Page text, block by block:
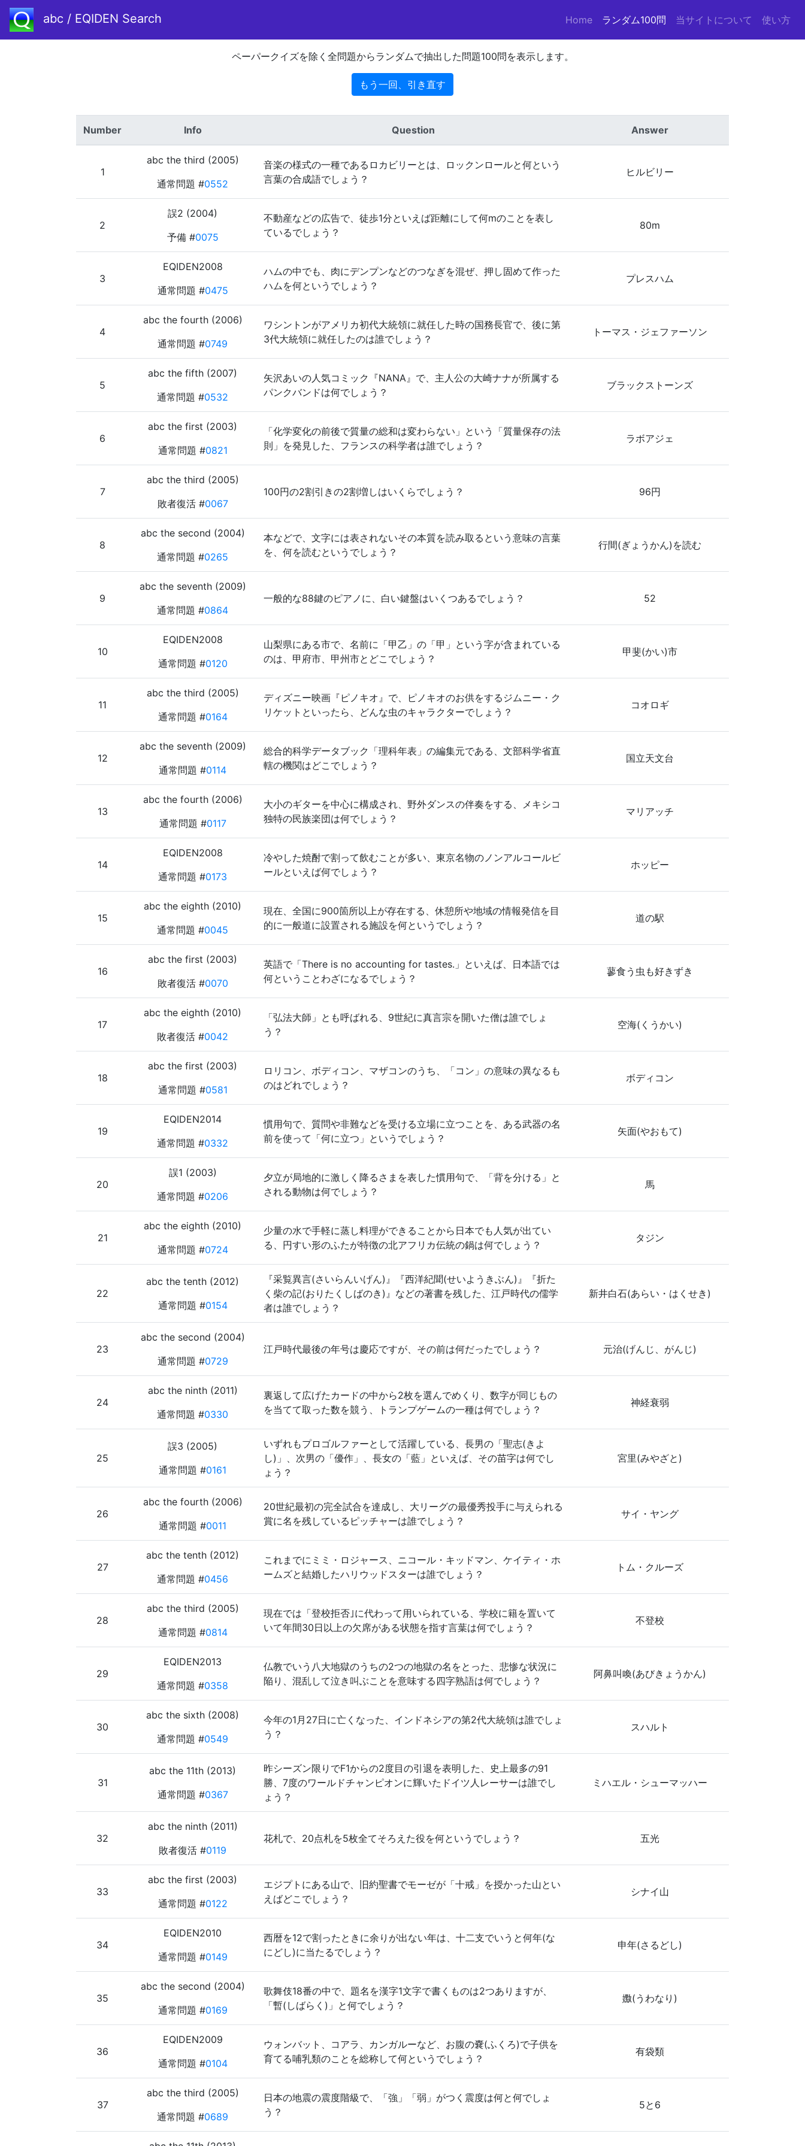
abc / EQIDEN Search Home (current)
ランダム100問 当サイトについて 使い方
ペーパークイズを除く全問題からランダムで抽出した問題100問を表示します。
もう一回、引き直す
Number Info Question Answer
1
abc the third (2005)
通常問題 #0552
音楽の様式の一種であるロカビリーとは、ロックンロールと何という
言葉の合成語でしょう？
ヒルビリー
2
誤2 (2004)
予備 #0075
不動産などの広告で、徒歩1分といえば距離にして何mのことを表し
ているでしょう？
80m
3
EQIDEN2008
通常問題 #0475
ハムの中でも、肉にデンプンなどのつなぎを混ぜ、押し固めて作った
ハムを何というでしょう？
プレスハム
4
abc the fourth (2006)
通常問題 #0749
ワシントンがアメリカ初代大統領に就任した時の国務長官で、後に第
3代大統領に就任したのは誰でしょう？
トーマス・ジェファーソン
5
abc the fifth (2007)
通常問題 #0532
矢沢あいの人気コミック『NANA』で、主人公の大崎ナナが所属する
パンクバンドは何でしょう？
ブラックストーンズ
6
abc the first (2003)
通常問題 #0821
「化学変化の前後で質量の総和は変わらない」という「質量保存の法
則」を発見した、フランスの科学者は誰でしょう？
ラボアジェ
7
abc the third (2005)
敗者復活 #0067
100円の2割引きの2割増しはいくらでしょう？ 96円
8
abc the second (2004)
通常問題 #0265
本などで、文字には表されないその本質を読み取るという意味の言葉
を、何を読むというでしょう？
行間(ぎょうかん)を読む
9
abc the seventh (2009)
通常問題 #0864
一般的な88鍵のピアノに、白い鍵盤はいくつあるでしょう？ 52
10
EQIDEN2008
通常問題 #0120
山梨県にある市で、名前に「甲乙」の「甲」という字が含まれている
のは、甲府市、甲州市とどこでしょう？
甲斐(かい)市
11
abc the third (2005)
通常問題 #0164
ディズニー映画『ピノキオ』で、ピノキオのお供をするジムニー・ク
リケットといったら、どんな虫のキャラクターでしょう？
コオロギ
12
abc the seventh (2009)
通常問題 #0114
総合的科学データブック「理科年表」の編集元である、文部科学省直
轄の機関はどこでしょう？
国立天文台
13
abc the fourth (2006)
通常問題 #0117
大小のギターを中心に構成され、野外ダンスの伴奏をする、メキシコ
独特の民族楽団は何でしょう？
マリアッチ
14
EQIDEN2008
通常問題 #0173
冷やした焼酎で割って飲むことが多い、東京名物のノンアルコールビ
ールといえば何でしょう？
ホッピー
15
abc the eighth (2010)
通常問題 #0045
現在、全国に900箇所以上が存在する、休憩所や地域の情報発信を目
的に一般道に設置される施設を何というでしょう？
道の駅
16
abc the first (2003)
敗者復活 #0070
英語で「There is no accounting for tastes.」といえば、日本語では
何ということわざになるでしょう？
蓼食う虫も好きずき
17
abc the eighth (2010)
敗者復活 #0042
「弘法大師」とも呼ばれる、9世紀に真言宗を開いた僧は誰でしょ
う？
空海(くうかい)
18
abc the first (2003)
通常問題 #0581
ロリコン、ボディコン、マザコンのうち、「コン」の意味の異なるも
のはどれでしょう？
ボディコン
19
EQIDEN2014
通常問題 #0332
慣用句で、質問や非難などを受ける立場に立つことを、ある武器の名
前を使って「何に立つ」というでしょう？
矢面(やおもて)
20
誤1 (2003)
通常問題 #0206
夕立が局地的に激しく降るさまを表した慣用句で、「背を分ける」と
される動物は何でしょう？
馬
21
abc the eighth (2010)
通常問題 #0724
少量の水で手軽に蒸し料理ができることから日本でも人気が出てい
る、円すい形のふたが特徴の北アフリカ伝統の鍋は何でしょう？
タジン
22
abc the tenth (2012)
通常問題 #0154
『采覧異言(さいらんいげん)』『西洋紀聞(せいようきぶん)』『折た
く柴の記(おりたくしばのき)』などの著書を残した、江戸時代の儒学
者は誰でしょう？
新井白石(あらい・はくせき)
23
abc the second (2004)
通常問題 #0729
江戸時代最後の年号は慶応ですが、その前は何だったでしょう？ 元治(げんじ、がんじ)
24
abc the ninth (2011)
通常問題 #0330
裏返して広げたカードの中から2枚を選んでめくり、数字が同じもの
を当てて取った数を競う、トランプゲームの一種は何でしょう？
神経衰弱
25
誤3 (2005)
通常問題 #0161
いずれもプロゴルファーとして活躍している、長男の「聖志(きよ
し)」、次男の「優作」、長女の「藍」といえば、その苗字は何でし
ょう？
宮里(みやざと)
26
abc the fourth (2006)
通常問題 #0011
20世紀最初の完全試合を達成し、大リーグの最優秀投手に与えられる
賞に名を残しているピッチャーは誰でしょう？
サイ・ヤング
27
abc the tenth (2012)
通常問題 #0456
これまでにミミ・ロジャース、ニコール・キッドマン、ケイティ・ホ
ームズと結婚したハリウッドスターは誰でしょう？
トム・クルーズ
28
abc the third (2005)
通常問題 #0814
現在では「登校拒否｣に代わって用いられている、学校に籍を置いて
いて年間30日以上の欠席がある状態を指す言葉は何でしょう？
不登校
29
EQIDEN2013
通常問題 #0358
仏教でいう八大地獄のうちの2つの地獄の名をとった、悲惨な状況に
陥り、混乱して泣き叫ぶことを意味する四字熟語は何でしょう？
阿鼻叫喚(あびきょうかん)
30
abc the sixth (2008)
通常問題 #0549
今年の1月27日に亡くなった、インドネシアの第2代大統領は誰でしょ
う？
スハルト
31
abc the 11th (2013)
通常問題 #0367
昨シーズン限りでF1からの2度目の引退を表明した、史上最多の91
勝、7度のワールドチャンピオンに輝いたドイツ人レーサーは誰でし
ょう？
ミハエル・シューマッハー
32
abc the ninth (2011)
敗者復活 #0119
花札で、20点札を5枚全てそろえた役を何というでしょう？ 五光
33
abc the first (2003)
通常問題 #0122
エジプトにある山で、旧約聖書でモーゼが「十戒」を授かった山とい
えばどこでしょう？
シナイ山
34
EQIDEN2010
通常問題 #0149
西暦を12で割ったときに余りが出ない年は、十二支でいうと何年(な
にどし)に当たるでしょう？
申年(さるどし)
35
abc the second (2004)
通常問題 #0169
歌舞伎18番の中で、題名を漢字1文字で書くものは2つありますが、
「暫(しばらく)」と何でしょう？
嫐(うわなり)
36
EQIDEN2009
通常問題 #0104
ウォンバット、コアラ、カンガルーなど、お腹の嚢(ふくろ)で子供を
育てる哺乳類のことを総称して何というでしょう？
有袋類
37
abc the third (2005)
通常問題 #0689
日本の地震の震度階級で、「強」「弱」がつく震度は何と何でしょ
う？
5と6